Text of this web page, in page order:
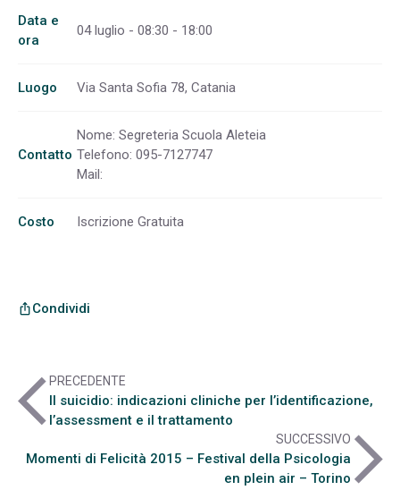
Data e
ora
04 luglio - 08:30 - 18:00
Luogo Via Santa Sofia 78, Catania
Contatto
Nome: Segreteria Scuola Aleteia
Telefono: 095-7127747
Mail:
Costo Iscrizione Gratuita
ios_shareCondividi
arrow_back_iosPRECEDENTE
Il suicidio: indicazioni cliniche per l’identificazione,
l’assessment e il trattamento
SUCCESSIVO
Momenti di Felicità 2015 – Festival della Psicologia
en plein air – Torinoarrow_forward_ios